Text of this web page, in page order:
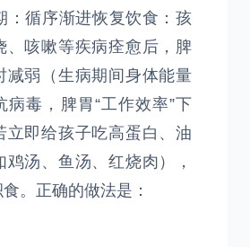
：循序渐进恢复饮食：孩
、咳嗽等疾病痊愈后，脾
减弱（生病期间身体能量
病毒，脾胃“工作效率”下
立即给孩子吃高蛋白、油
鸡汤、鱼汤、红烧肉），
。正确的做法是：